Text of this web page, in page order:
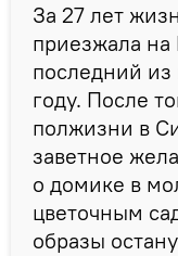
За 27 лет
приезжала на
последний
году. После
полжизни в
заветное
о домике в
цветочным
образы